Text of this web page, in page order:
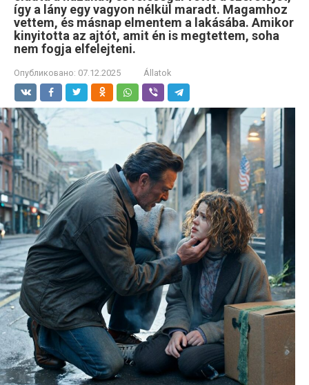
így a lány egy vagyon nélkül maradt. Magamhoz
vettem, és másnap elmentem a lakásába. Amikor
kinyitotta az ajtót, amit én is megtettem, soha
nem fogja elfelejteni.
Опубликовано: 07.12.2025 Állatok